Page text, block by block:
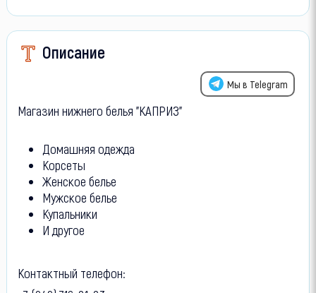
Описание
Мы в Telegram
Магазин нижнего белья "КАПРИЗ"
Домашняя одежда
Корсеты
Женское белье
Мужское белье
Купальники
И другое
Контактный телефон: